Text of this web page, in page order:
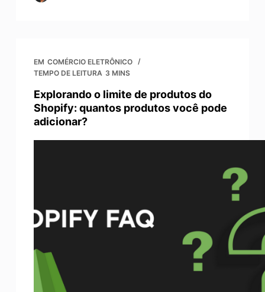
EM COMÉRCIO ELETRÔNICO
TEMPO DE LEITURA 3 MINS
Explorando o limite de produtos do
Shopify: quantos produtos você pode
adicionar?